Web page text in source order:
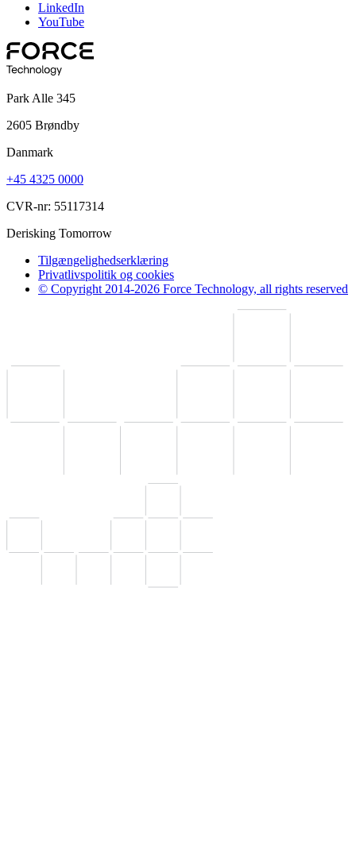
LinkedIn
YouTube
Park Alle 345
2605 Brøndby
Danmark
+45 4325 0000
CVR-nr: 55117314
Derisking Tomorrow
Tilgængelighedserklæring
Privatlivspolitik og cookies
© Copyright 2014-2026 Force Technology, all rights reserved